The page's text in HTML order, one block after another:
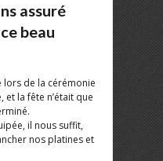
assuré
beau
lors de la cérémonie
la fête n’était que
il nous suffit,
nos platines et